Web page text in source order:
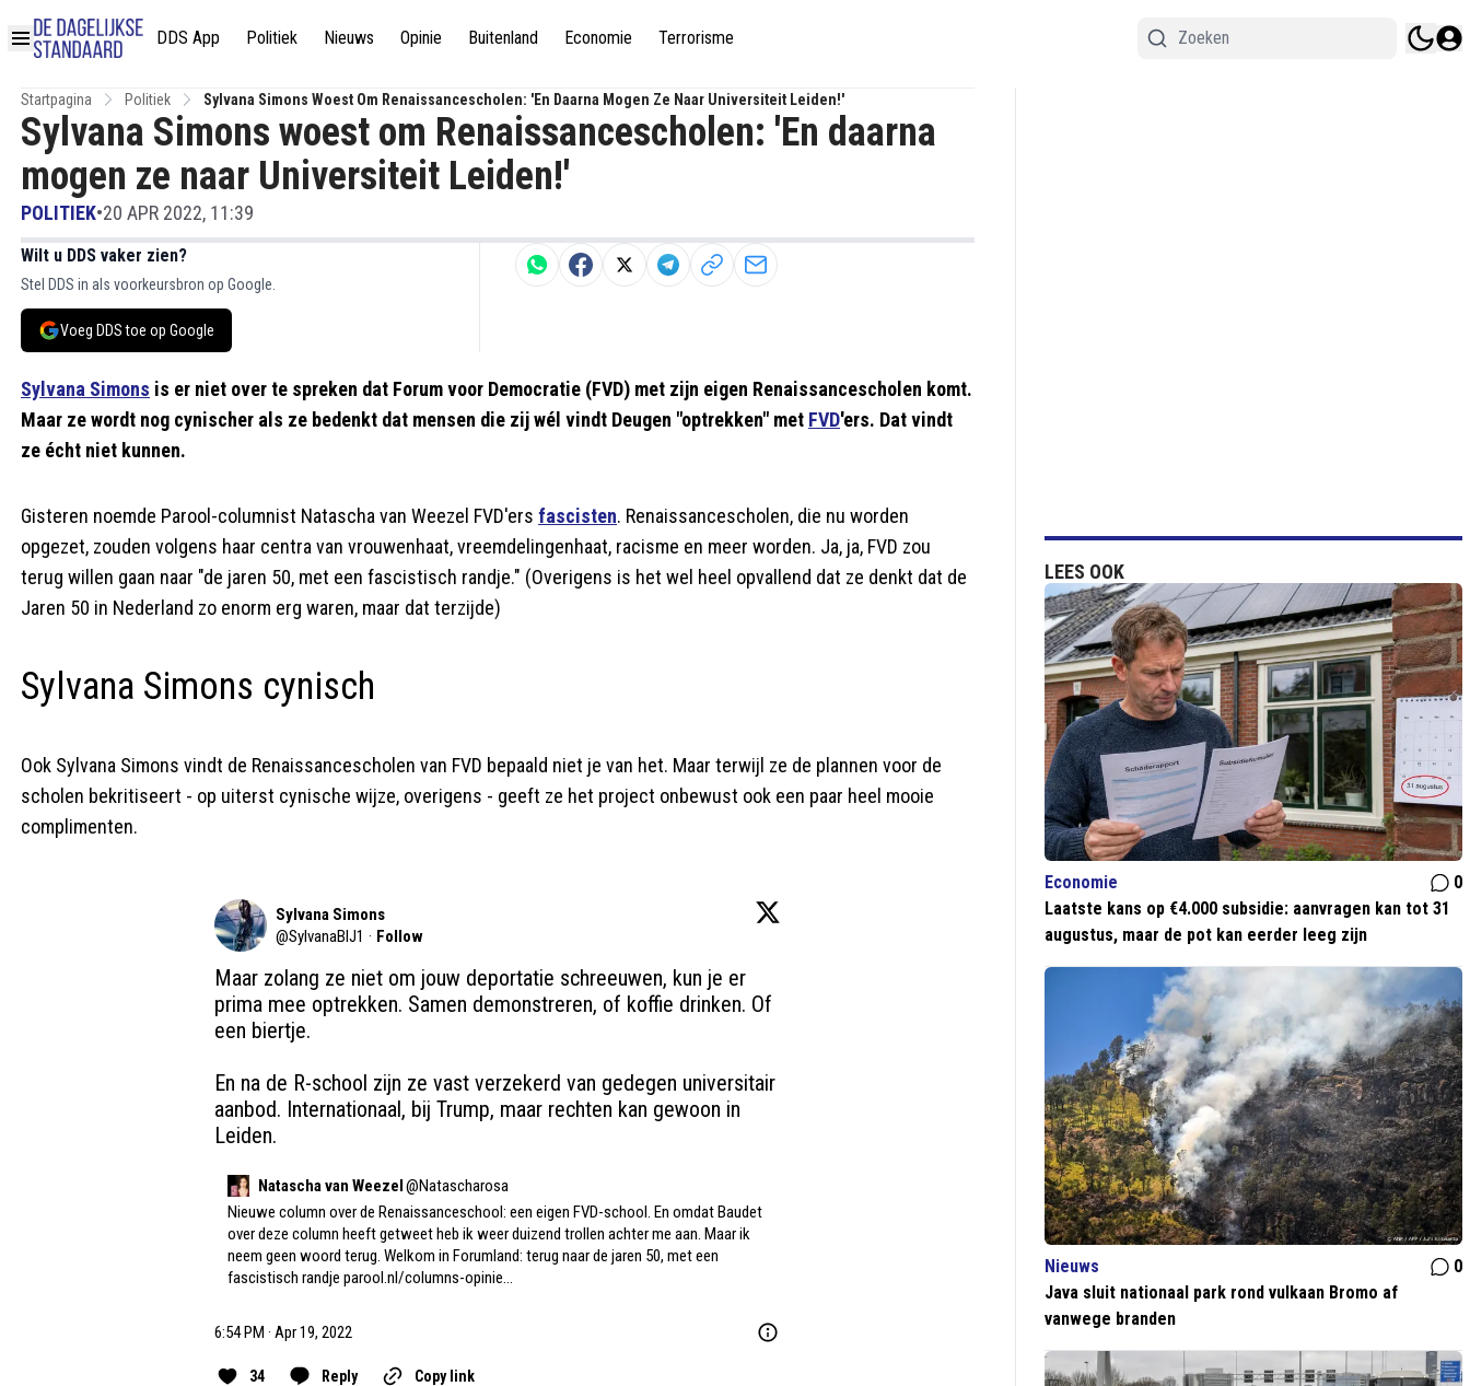
DDS App Politiek Nieuws Opinie Buitenland Economie Terrorisme
Startpagina Politiek Sylvana Simons Woest Om Renaissancescholen: 'En Daarna Mogen Ze Naar Universiteit Leiden!'
Sylvana Simons woest om Renaissancescholen: 'En daarna
mogen ze naar Universiteit Leiden!'
POLITIEK•20 APR 2022, 11:39
Wilt u DDS vaker zien?
Stel DDS in als voorkeursbron op Google.
Voeg DDS toe op Google
Sylvana Simons is er niet over te spreken dat Forum voor Democratie (FVD) met zijn eigen Renaissancescholen komt.
Maar ze wordt nog cynischer als ze bedenkt dat mensen die zij wél vindt Deugen "optrekken" met FVD'ers. Dat vindt
ze écht niet kunnen.
Gisteren noemde Parool-columnist Natascha van Weezel FVD'ers fascisten. Renaissancescholen, die nu worden
opgezet, zouden volgens haar centra van vrouwenhaat, vreemdelingenhaat, racisme en meer worden. Ja, ja, FVD zou
terug willen gaan naar "de jaren 50, met een fascistisch randje." (Overigens is het wel heel opvallend dat ze denkt dat de
Jaren 50 in Nederland zo enorm erg waren, maar dat terzijde)
Sylvana Simons cynisch
Ook Sylvana Simons vindt de Renaissancescholen van FVD bepaald niet je van het. Maar terwijl ze de plannen voor de
scholen bekritiseert - op uiterst cynische wijze, overigens - geeft ze het project onbewust ook een paar heel mooie
complimenten.
Sylvana Simons
@SylvanaBIJ1 · Follow
Maar zolang ze niet om jouw deportatie schreeuwen, kun je er
prima mee optrekken. Samen demonstreren, of koffie drinken. Of
een biertje.
En na de R-school zijn ze vast verzekerd van gedegen universitair
aanbod. Internationaal, bij Trump, maar rechten kan gewoon in
Leiden.
Natascha van Weezel@Natascharosa
Nieuwe column over de Renaissanceschool: een eigen FVD-school. En omdat Baudet
over deze column heeft getweet heb ik weer duizend trollen achter me aan. Maar ik
neem geen woord terug. Welkom in Forumland: terug naar de jaren 50, met een
fascistisch randje parool.nl/columns-opinie…
6:54 PM · Apr 19, 2022
34 Reply Copy link
LEES OOK
Economie
0
Laatste kans op €4.000 subsidie: aanvragen kan tot 31
augustus, maar de pot kan eerder leeg zijn
Nieuws
0
Java sluit nationaal park rond vulkaan Bromo af
vanwege branden